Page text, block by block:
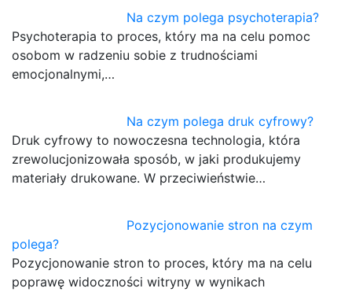
Na czym polega psychoterapia?
Psychoterapia to proces, który ma na celu pomoc
osobom w radzeniu sobie z trudnościami
emocjonalnymi,…
Na czym polega druk cyfrowy?
Druk cyfrowy to nowoczesna technologia, która
zrewolucjonizowała sposób, w jaki produkujemy
materiały drukowane. W przeciwieństwie…
Pozycjonowanie stron na czym
polega?
Pozycjonowanie stron to proces, który ma na celu
poprawę widoczności witryny w wynikach